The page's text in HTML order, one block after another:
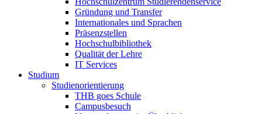
Gründung und Transfer
Internationales und Sprachen
Präsenzstellen
Hochschulbibliothek
Qualität der Lehre
IT Services
Studium
Studienorientierung
THB goes Schule
Campusbesuch